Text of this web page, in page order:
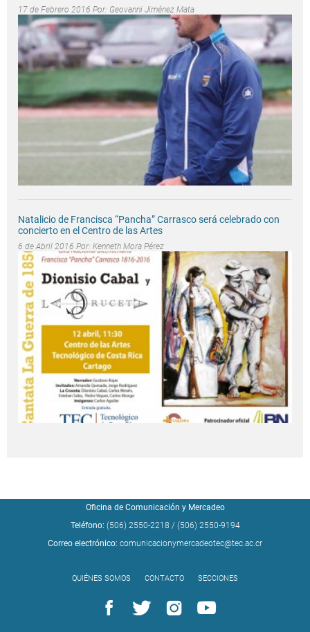
17 de Febrero 2016 Por: Geovanni Jiménez Mata
Natalicio de Francisca “Pancha” Carrasco será celebrado con
concierto en el Centro de las Artes
6 de Abril 2016 Por: Kenneth Mora Pérez
Oficina de Comunicación y Mercadeo
Teléfono: (506) 2550-2218 / (506) 2550-9194
Correo electrónico: comunicacionymercadeotec@tec.ac.cr
QUIÉNES SOMOS CONTACTO SECCIONES